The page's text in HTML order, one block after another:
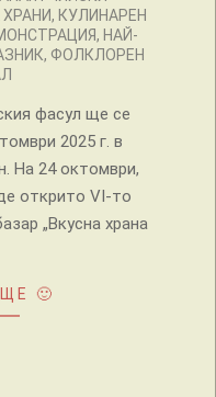
, КУЛИНАРЕН
, НАЙ-
, ФОЛКЛОРЕН
фасул ще се
2025 г. в
На 24 октомври,
открито VІ-то
„Вкусна храна
🙂